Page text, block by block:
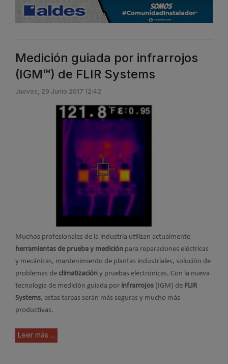
Medición guiada por infrarrojos
(IGM™) de FLIR Systems
Jueves, 29 Junio 2017 12:42
Muchos profesionales de la industria utilizan actualmente
herramientas de prueba y medición para reparaciones eléctricas
y mecánicas, mantenimiento de plantas industriales, solución de
problemas de climatización y pruebas electrónicas. Con la nueva
tecnología de medición guiada por infrarrojos (IGM) de FLIR
Systems, estas tareas serán más seguras y mucho más
productivas.
Leer más ...